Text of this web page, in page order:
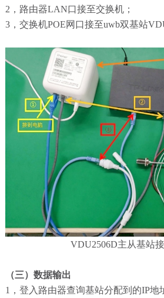
2，路由器LAN口接至交换机；
3，交换机POE网口接至uwb双基站
VDU2506D主从基站
（三）数据输出
1，登入路由器查询基站分配到的IP地